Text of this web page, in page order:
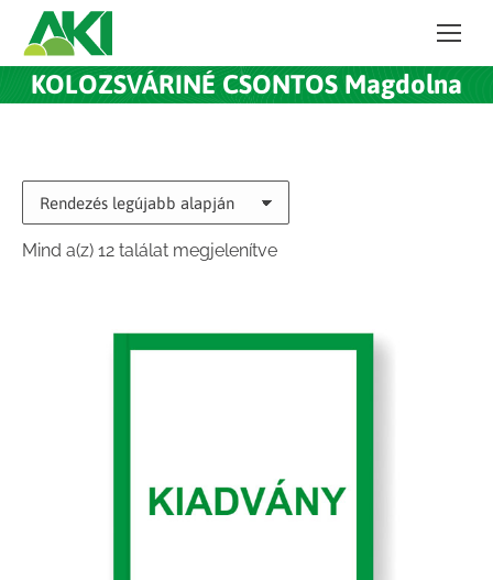
KOLOZSVÁRINÉ CSONTOS Magdolna
Mind a(z) 12 találat megjelenítveSorted